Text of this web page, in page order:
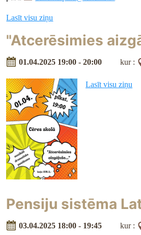
Lasīt visu ziņu
"Atcerēsimies
01.04.2025 19:00 - 20:00 kur :
Lasīt visu ziņu
Pensiju sistēma
03.04.2025 18:00 - 19:45 kur :